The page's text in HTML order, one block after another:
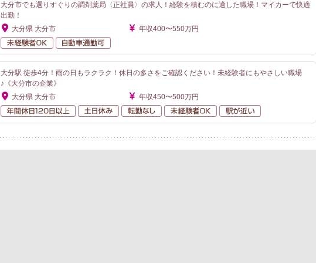
大分市でも選りすぐりの調剤薬局〈正社員〉の求人！経験を積むのに適した職場！マイカーで快適
出勤！
大分県 大分市
年収400〜550万円
未経験者OK
大分駅 徒歩4分！雨の日もラクラク！休日の多さをご確認ください！未経験者にもやさしい職場
♪《大分市の企業》
大分県 大分市
年収450〜500万円
年間休日120日以上
土日休み 転勤なし 未経験者OK